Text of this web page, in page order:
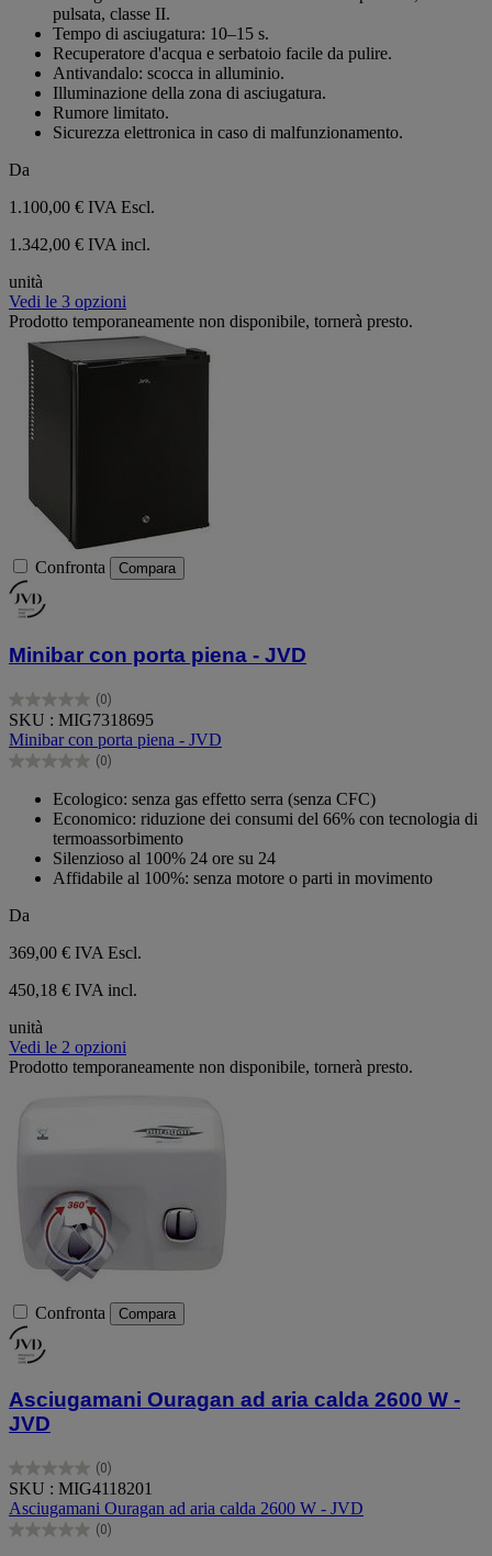
pulsata, classe II.
Tempo di asciugatura: 10–15 s.
Recuperatore d'acqua e serbatoio facile da pulire.
Antivandalo: scocca in alluminio.
Illuminazione della zona di asciugatura.
Rumore limitato.
Sicurezza elettronica in caso di malfunzionamento.
Da
1.100,00 € IVA Escl.
1.342,00 € IVA incl.
unità
Vedi le 3 opzioni
Prodotto temporaneamente non disponibile, tornerà presto.
Confronta Compara
Minibar con porta piena - JVD
(0)
0.0
su
5
stelle.
SKU : MIG7318695
Minibar con porta piena - JVD
(0)
0.0
stelle.
Ecologico: senza gas effetto serra (senza CFC)
Economico: riduzione dei consumi del 66% con tecnologia di
termoassorbimento
Silenzioso al 100% 24 ore su 24
Affidabile al 100%: senza motore o parti in movimento
Da
369,00 € IVA Escl.
450,18 € IVA incl.
unità
Vedi le 2 opzioni
Prodotto temporaneamente non disponibile, tornerà presto.
Confronta Compara
Asciugamani Ouragan ad aria calda 2600 W -
JVD
(0)
0.0
su
5
stelle.
SKU : MIG4118201
Asciugamani Ouragan ad aria calda 2600 W - JVD
(0)
0.0